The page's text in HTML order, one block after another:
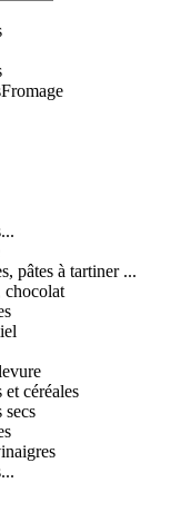
Fromage
pâtes à tartiner ...
chocolat
et céréales
secs